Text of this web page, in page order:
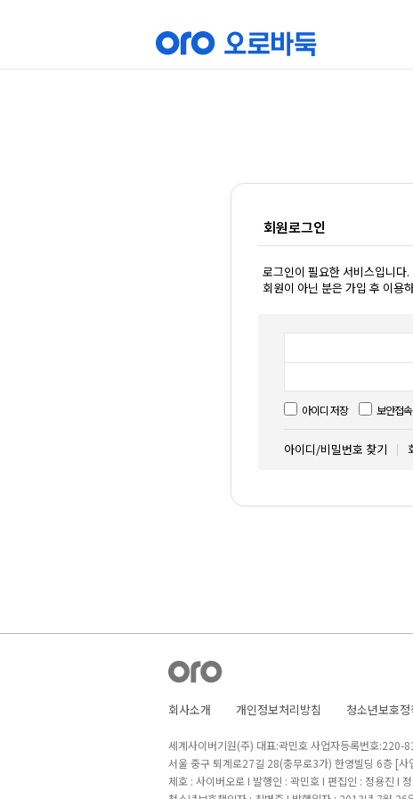
회원로그인
로그인이 필요한 서비스입니다.
회원이 아닌 분은 가입 후 이용
아이디 저장 보안접속
아이디/비밀번호 찾기
회사소개 개인정보처리방침 청소년보호정
세계사이버기원(주) 대표:곽민호 사업자등록번호
서울 중구 퇴계로27길 28(충무로3가) 한영빌딩 6층 [사
제호 : 사이버오로 I 발행인 : 곽민호 I 편집인 : 정용진 I